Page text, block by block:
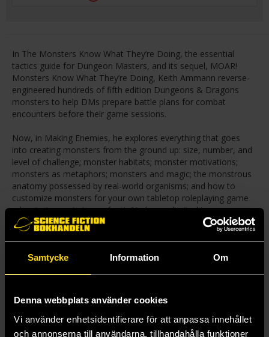
Samtycke Information Om
Denna webbplats använder cookies
Vi använder enhetsidentifierare för att anpassa innehållet
och annonserna till användarna, tillhandahålla funktioner
In The Monsters Know What They’re Doing, the essential
tactics guide for Dungeon Masters, and its sequel, MOAR!
Monsters Know What They’re Doing, Keith Ammann reverse-
engineered hundreds of fifth edition Dungeons & Dragons
monsters to help DMs prepare battle plans for combat
encounters before their game sessions.
Now, in Making Enemies, he explores everything that goes
into creating monsters from the ground up: size, number, and
level of challenge; monster habitats; monster motivations;
monsters as metaphors; monsters and magic; the monstrous
anatomy possessed by real-world organisms; and how to
customize monsters for your own tabletop roleplaying game
adventuring party to confront. No longer limited to one game
system, Making Enemies shows you how to build out your
creations not just for D&D 5E but also for Pathfinder 2E,
Including interviews with some of the most brilliant names in
characters—again and again.
Mer från Keith Ammann